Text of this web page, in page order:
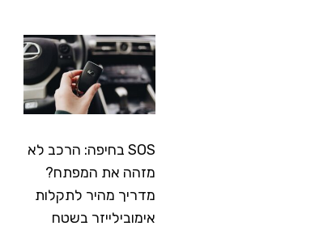
SOS בחיפה: הרכב לא
מזהה את המפתח?
מדריך מהיר לתקלות
אימובילייזר בשטח